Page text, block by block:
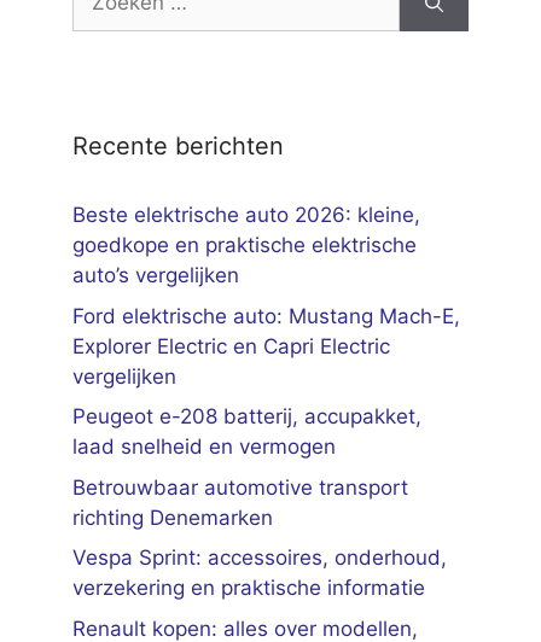
Recente berichten
Beste elektrische auto 2026: kleine,
goedkope en praktische elektrische
auto’s vergelijken
Ford elektrische auto: Mustang Mach-E,
Explorer Electric en Capri Electric
vergelijken
Peugeot e-208 batterij, accupakket,
laad snelheid en vermogen
Betrouwbaar automotive transport
richting Denemarken
Vespa Sprint: accessoires, onderhoud,
verzekering en praktische informatie
Renault kopen: alles over modellen,